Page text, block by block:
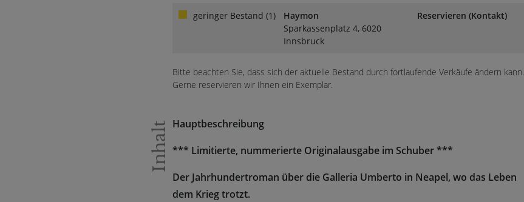
geringer Bestand (1)
Haymon
Sparkassenplatz 4, 6020
Innsbruck
Reservieren (Kontakt)
Bitte beachten Sie, dass sich der aktuelle Bestand durch fortlaufende Verkäufe ändern kann.
Gerne reservieren wir Ihnen ein Exemplar.
Inhalt Hauptbeschreibung
*** Limitierte, nummerierte Originalausgabe im Schuber ***
Der Jahrhundertroman über die Galleria Umberto in Neapel, wo das Leben
dem Krieg trotzt.